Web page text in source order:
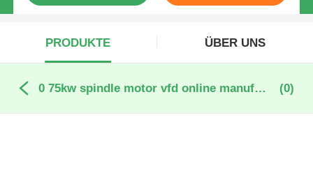
PRODUKTE ÜBER UNS
0 75kw spindle motor vfd online manufacture (0)